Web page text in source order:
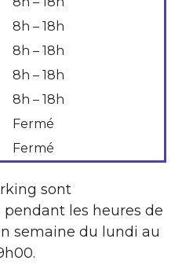
8h – 18h
8h – 18h
8h – 18h
8h – 18h
Fermé
Fermé
sont
les heures de
semaine du lundi au